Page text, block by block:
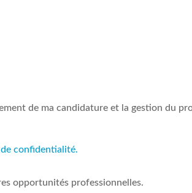
de ma candidature et la gestion du
confidentialité.
opportunités professionnelles.